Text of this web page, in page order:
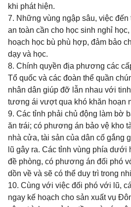
khi phát hiện.
7. Những vùng ngập sâu, việc
an toàn cần cho học sinh nghỉ
hoạch học bù phù hợp, đảm bảo
dạy và học.
8. Chính quyền địa phương các
Tổ quốc và các đoàn thể quần
nhân dân giúp đỡ lẫn nhau với
tương ái vượt qua khó khăn hoạn
9. Các tỉnh phải chủ động làm bờ
ăn trái; có phương án bảo vệ kho
nhà cửa, tài sản của dân cố gắng
lũ gây ra. Các tỉnh vùng phía dưới
đề phòng, có phương án đối phó
dồn về và sẽ có thể duy trì trong
10. Cùng với việc đối phó với lũ,
ngay kế hoạch cho sản xuất vụ